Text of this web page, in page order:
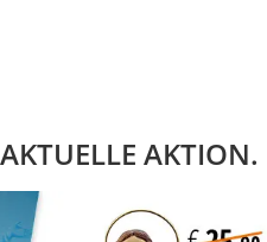
AKTION.